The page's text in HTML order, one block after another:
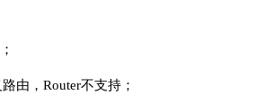
由，Router不支持；